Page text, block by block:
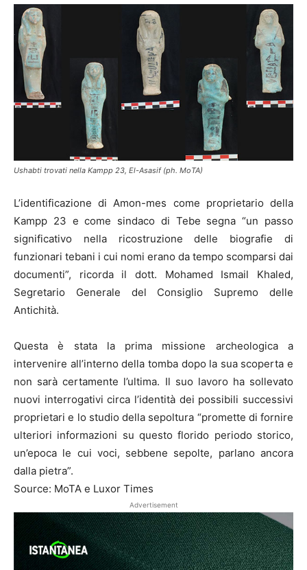
Ushabti trovati nella Kampp 23, El-Asasif (ph. MoTA)
L’identificazione di Amon-mes come proprietario della
Kampp 23 e come sindaco di Tebe segna “un passo
significativo nella ricostruzione delle biografie di
funzionari tebani i cui nomi erano da tempo scomparsi dai
documenti”, ricorda il dott. Mohamed Ismail Khaled,
Segretario Generale del Consiglio Supremo delle
Antichità.
Questa è stata la prima missione archeologica a
intervenire all’interno della tomba dopo la sua scoperta e
non sarà certamente l’ultima. Il suo lavoro ha sollevato
nuovi interrogativi circa l’identità dei possibili successivi
proprietari e lo studio della sepoltura “promette di fornire
ulteriori informazioni su questo florido periodo storico,
un’epoca le cui voci, sebbene sepolte, parlano ancora
dalla pietra”.
Source: MoTA e Luxor Times
Advertisement